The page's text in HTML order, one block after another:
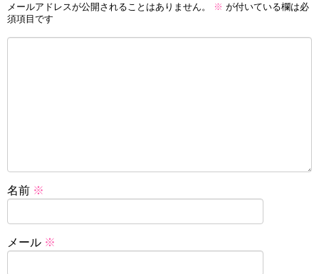
メールアドレスが公開されることはありません。 ※ が付いている欄は必
須項目です
名前 ※
メール ※